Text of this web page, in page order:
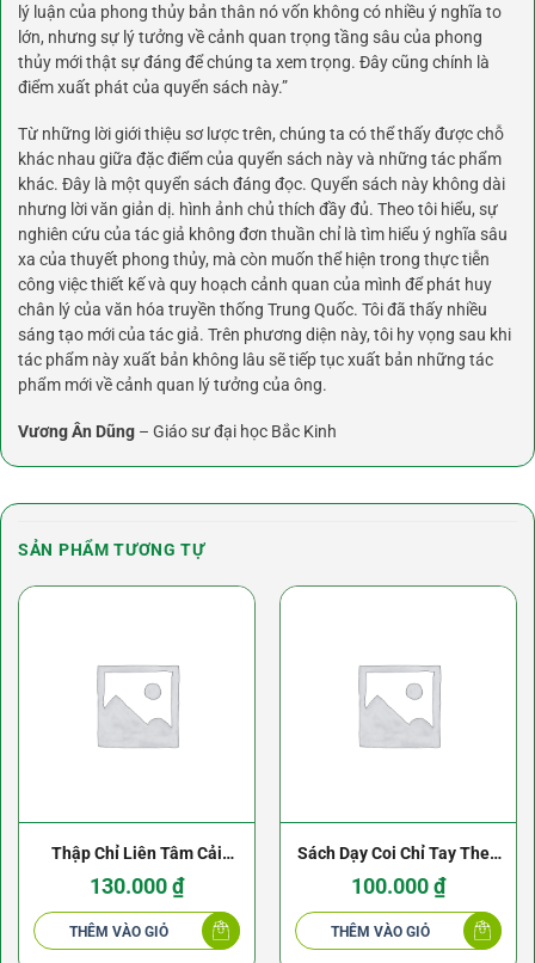
lý luận của phong thủy bản thân nó vốn không có nhiều ý nghĩa to
lớn, nhưng sự lý tưởng về cảnh quan trọng tầng sâu của phong
thủy mới thật sự đáng để chúng ta xem trọng. Đây cũng chính là
điểm xuất phát của quyển sách này.”
Từ những lời giới thiệu sơ lược trên, chúng ta có thể thấy được chỗ
khác nhau giữa đặc điểm của quyển sách này và những tác phẩm
khác. Đây là một quyển sách đáng đọc. Quyển sách này không dài
nhưng lời văn giản dị. hình ảnh chủ thích đầy đủ. Theo tôi hiểu, sự
nghiên cứu của tác giả không đơn thuần chỉ là tìm hiểu ý nghĩa sâu
xa của thuyết phong thủy, mà còn muốn thể hiện trong thực tiễn
công việc thiết kế và quy hoạch cảnh quan của mình để phát huy
chân lý của văn hóa truyền thống Trung Quốc. Tôi đã thấy nhiều
sáng tạo mới của tác giả. Trên phương diện này, tôi hy vọng sau khi
tác phẩm này xuất bản không lâu sẽ tiếp tục xuất bản những tác
phẩm mới về cảnh quan lý tưởng của ông.
Vương Ân Dũng – Giáo sư đại học Bắc Kinh
SẢN PHẨM TƯƠNG TỰ
Thập Chỉ Liên Tâm Cải
Thiện Tuần Hoàn – Dư
Quang Châu
130.000₫
THÊM VÀO GIỎ
Sách Dạy Coi Chỉ Tay Theo
Tây
100.000₫
THÊM VÀO GIỎ